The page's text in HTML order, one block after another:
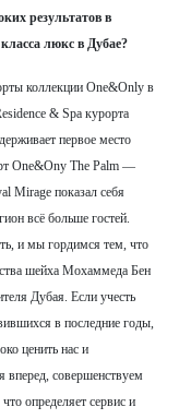
результатов в
люкс в Дубае?
коллекции One&Only в
& Spa курорта
первое место
One&Ony The Palm —
Mirage показал себя
всё больше гостей.
и мы гордимся тем, что
шейха Мохаммеда Бен
Дубая. Если учесть
в последние годы,
ценить нас и
совершенствуем
определяет сервис и